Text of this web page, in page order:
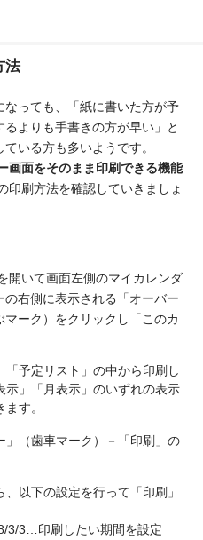
法
っても、「紙に書いた方が予
よりも手書きの方が早い」と
いる方も多いようです。
画面をそのまま印刷できる機能
印刷方法を確認していきましょ
開いて画面左側のマイカレンダ
右側に表示される「オーバー
ーク）をクリックし「このカ
予定リスト」の中から印刷し
示」「月表示」のいずれの表示
す。
（歯車マーク）－「印刷」の
以下の設定を行って「印刷」
3/3…印刷したい期間を設定